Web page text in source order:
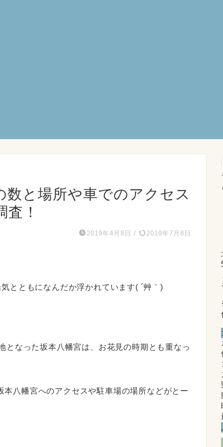
数と場所や車でのアクセス
！
2019年4月8日 / 2019年7月8日
とともになんだか浮かれています( ´艸｀)
となった坂本八幡宮は、お花見の時期とも重なっ
八幡宮へのアクセスや駐車場の場所などがとー